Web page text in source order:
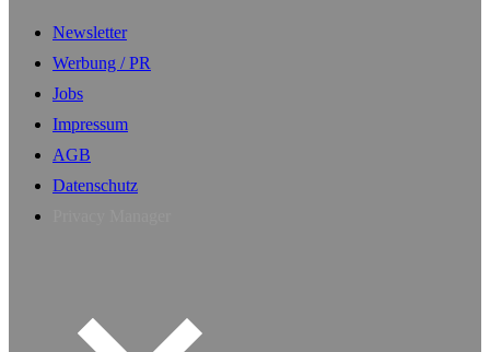
Newsletter
Werbung / PR
Jobs
Impressum
AGB
Datenschutz